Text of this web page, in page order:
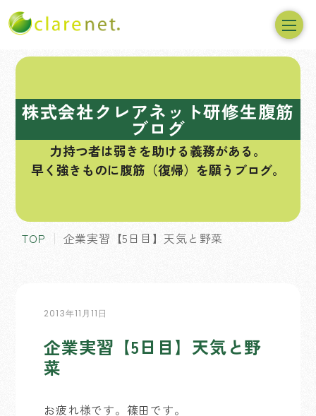
株式会社クレアネット研修生腹筋
ブログ
力持つ者は弱きを助ける義務がある。
早く強きものに腹筋（復帰）を願うブログ。
TOP 企業実習【5日目】天気と野菜
2013年11月11日
企業実習【5日目】天気と野
菜
お疲れ様です。篠田です。